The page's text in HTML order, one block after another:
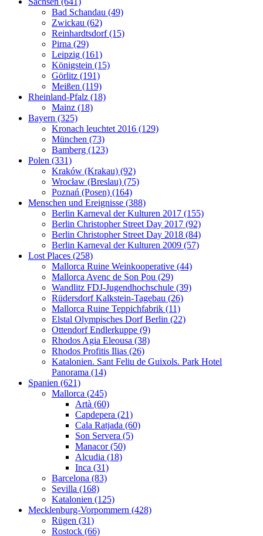
Bad Schandau (49)
Zwickau (62)
Reinhardtsdorf (15)
Pirna (29)
Leipzig (161)
Königstein (15)
Görlitz (191)
Meißen (119)
Rheinland-Pfalz (18)
Mainz (18)
Bayern (325)
Kronach leuchtet 2016 (129)
München (73)
Bamberg (123)
Polen (331)
Kraków (Krakau) (92)
Wrocław (Breslau) (75)
Poznań (Posen) (164)
Menschen und Ereignisse (388)
Berlin Karneval der Kulturen 2017 (155)
Berlin Christopher Street Day 2017 (92)
Berlin Christopher Street Day 2018 (84)
Berlin Karneval der Kulturen 2009 (57)
Lost Places (258)
Mallorca Ruine Weinkooperative (44)
Mallorca Avenc de Son Pou (29)
Wandlitz FDJ-Jugendhochschule (39)
Rüdersdorf Kalkstein-Tagebau (26)
Mallorca Ruine Teppichfabrik (11)
Elstal Olympisches Dorf Berlin (22)
Ottendorf Endlerkuppe (9)
Rhodos Agia Eleousa (38)
Rhodos Profitis Ilias (26)
Katalonien. Sant Feliu de Guixols. Park Hotel
Panorama (14)
Spanien (621)
Mallorca (245)
Artà (60)
Capdepera (21)
Cala Ratjada (60)
Son Servera (5)
Manacor (50)
Alcudia (18)
Inca (31)
Barcelona (83)
Sevilla (168)
Katalonien (125)
Mecklenburg-Vorpommern (428)
Rügen (31)
Rostock (66)